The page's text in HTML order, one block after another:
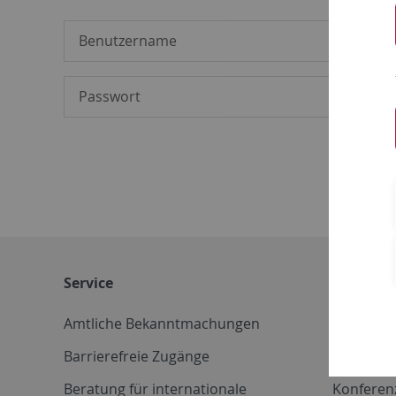
Service
Amtliche Bekanntmachungen
Barrierefreie Zugänge
Beratung für internationale